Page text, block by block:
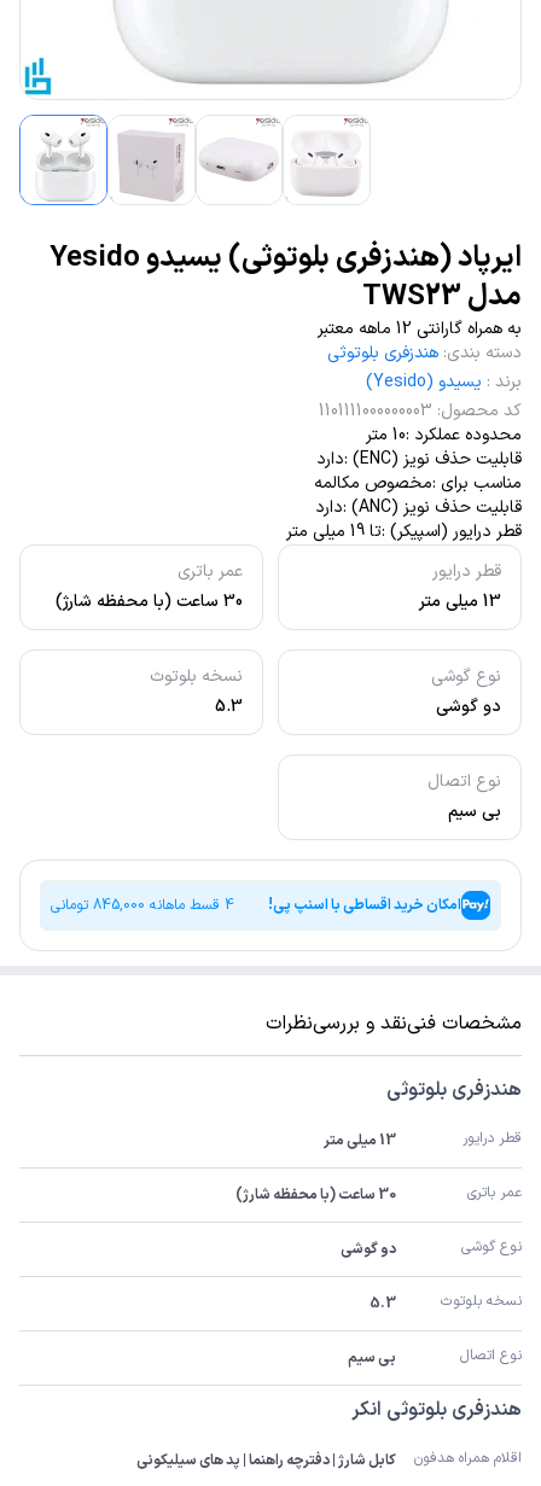
ایرپاد (هندزفری بلوتوثی) یسیدو Yesido
مدل TWS23
قطر درایور
13 میلی متر
عمر باتری
30 ساعت (با محفظه شارژ)
نوع گوشی
دو گوشی
نسخه بلوتوث
5.3
نوع اتصال
بی سیم
به همراه گارانتی 12 ماهه معتبر
دسته بندی: هندزفری بلوتوثی
برند : یسیدو (Yesido)
کد محصول:
1101111000000003
محدوده عملکرد :10 متر
قابلیت حذف نویز (ENC) :دارد
مناسب برای :مخصوص مکالمه
قابلیت حذف نویز (ANC) :دارد
قطر درایور (اسپیکر) :تا 19 میلی‌ متر
امکان خرید اقساطی با اسنپ پی! 4 قسط ماهانه 845,000 تومانی
مشخصات فنینقد و بررسینظرات
هندزفری بلوتوثی
قطر درایور 13 میلی متر
عمر باتری 30 ساعت (با محفظه شارژ)
نوع گوشی دو گوشی
نسخه بلوتوث 5.3
نوع اتصال بی سیم
هندزفری بلوتوثی انکر
اقلام همراه هدفون کابل شارژ | دفترچه راهنما | پد های سیلیکونی